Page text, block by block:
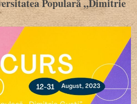
Populară „Dimitrie